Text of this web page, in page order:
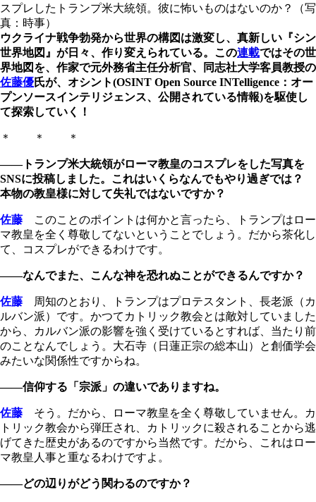
スプレしたトランプ米大統領。彼に怖いものはないのか？（写
真：時事）
ウクライナ戦争勃発から世界の構図は激変し、真新しい『シン
世界地図』が日々、作り変えられている。この連載ではその世
界地図を、作家で元外務省主任分析官、同志社大学客員教授の
佐藤優氏が、オシント(OSINT Open Source INTelligence：オー
プンソースインテリジェンス、公開されている情報)を駆使し
て探索していく！
＊ ＊ ＊
――トランプ米大統領がローマ教皇のコスプレをした写真を
SNSに投稿しました。これはいくらなんでもやり過ぎでは？
本物の教皇様に対して失礼ではないですか？
佐藤 このことのポイントは何かと言ったら、トランプはロー
マ教皇を全く尊敬してないということでしょう。だから茶化し
て、コスプレができるわけです。
――なんでまた、こんな神を恐れぬことができるんですか？
佐藤 周知のとおり、トランプはプロテスタント、長老派（カ
ルバン派）です。かつてカトリック教会とは敵対していました
から、カルバン派の影響を強く受けているとすれば、当たり前
のことなんでしょう。大石寺（日蓮正宗の総本山）と創価学会
みたいな関係性ですからね。
――信仰する「宗派」の違いでありますね。
佐藤 そう。だから、ローマ教皇を全く尊敬していません。カ
トリック教会から弾圧され、カトリックに殺されることから逃
げてきた歴史があるのですから当然です。だから、これはロー
マ教皇人事と重なるわけですよ。
――どの辺りがどう関わるのですか？